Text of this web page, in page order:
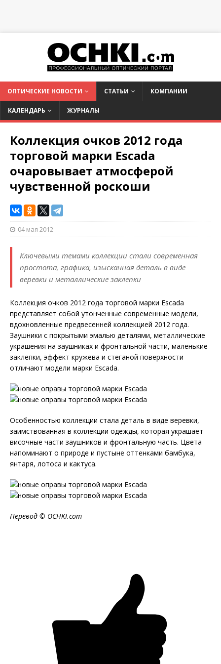
ОПТИЧЕСКИЕ НОВОСТИ СТАТЬИ КОМПАНИИ
КАЛЕНДАРЬ ЖУРНАЛЫ
Коллекция очков 2012 года
торговой марки Escada
очаровывает атмосферой
чувственной роскоши
04 мая 2012
Ключевыми темами коллекции стали современная
простота, графика, изысканная деталь в виде
веревки и металлические заклепки
Коллекция очков 2012 года торговой марки Escada
представляет собой утонченные современные модели,
вдохновленные предвесенней коллекцией 2012 года.
Заушники с покрытыми эмалью деталями, металлические
украшения на заушниках и фронтальной части, маленькие
заклепки, эффект кружева и стеганой поверхности
отличают модели марки Escada.
Особенностью коллекции стала деталь в виде веревки,
заимствованная в коллекции одежды, которая украшает
височные части заушников и фронтальную часть. Цвета
напоминают о природе и пустыне оттенками бамбука,
янтаря, лотоса и кактуса.
Перевод © OCHKI.com